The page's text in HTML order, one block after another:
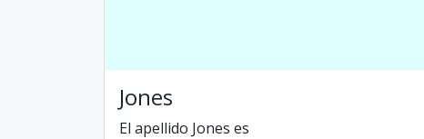
Jones
El apellido Jones es